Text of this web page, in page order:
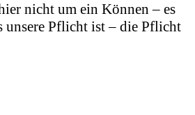
nicht um ein Können – es
unsere Pflicht ist – die Pflicht